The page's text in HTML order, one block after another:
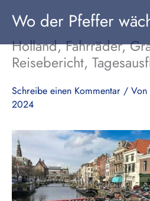
Inhalt
springen
Wo der Pfeffer
Holland, Fahrräder,
Reisebericht,
Schreibe einen Kommentar / Von
2024